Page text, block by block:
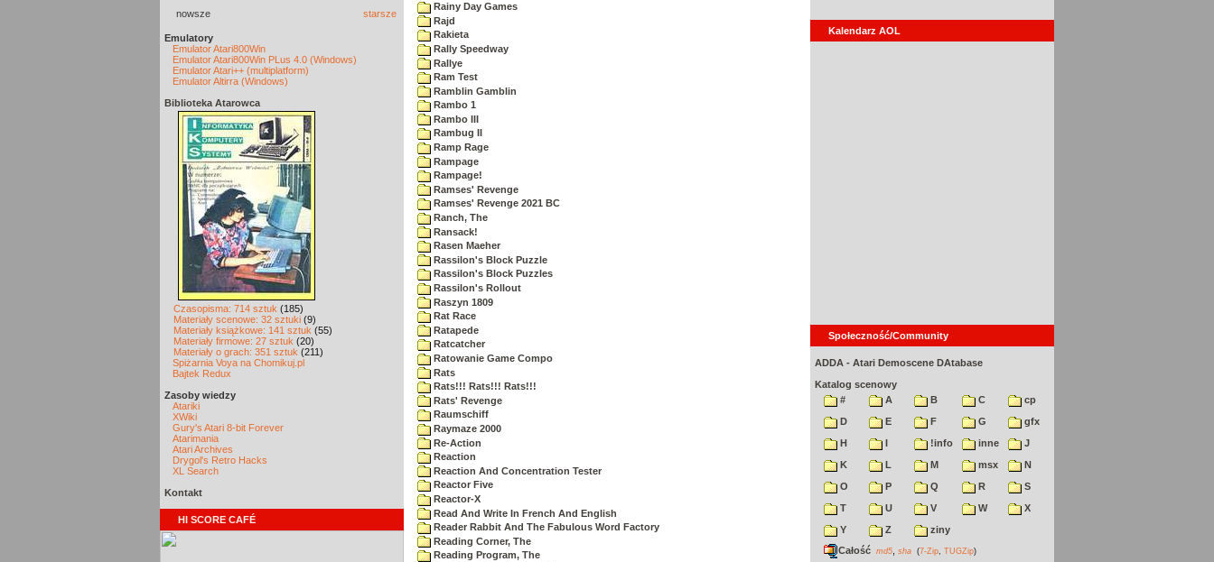
nowsze starsze
Emulatory
Emulator Atari800Win
Emulator Atari800Win PLus 4.0 (Windows)
Emulator Atari++ (multiplatform)
Emulator Altirra (Windows)
Biblioteka Atarowca
Czasopisma: 714 sztuk (185)
Materiały scenowe: 32 sztuki (9)
Materiały książkowe: 141 sztuk (55)
Materiały firmowe: 27 sztuk (20)
Materiały o grach: 351 sztuk (211)
Spiżarnia Voya na Chomikuj.pl
Bajtek Redux
Zasoby wiedzy
Atariki
XWiki
Gury's Atari 8-bit Forever
Atarimania
Atari Archives
Drygol's Retro Hacks
XL Search
Kontakt
HI SCORE CAFÉ
Rainy Day Games
Rajd
Rakieta
Rally Speedway
Rallye
Ram Test
Ramblin Gamblin
Rambo 1
Rambo III
Rambug II
Ramp Rage
Rampage
Rampage!
Ramses' Revenge
Ramses' Revenge 2021 BC
Ranch, The
Ransack!
Rasen Maeher
Rassilon's Block Puzzle
Rassilon's Block Puzzles
Rassilon's Rollout
Raszyn 1809
Rat Race
Ratapede
Ratcatcher
Ratowanie Game Compo
Rats
Rats!!! Rats!!! Rats!!!
Rats' Revenge
Raumschiff
Raymaze 2000
Re-Action
Reaction
Reaction And Concentration Tester
Reactor Five
Reactor-X
Read And Write In French And English
Reader Rabbit And The Fabulous Word Factory
Reading Corner, The
Reading Program, The
Kalendarz AOL
Społeczność/Community
ADDA - Atari Demoscene DAtabase
Katalog scenowy
#
A B C
cp
D
E F G
gfx
H
I !info inne
J
K
L M msx
N
O
P Q R
S
T
U V W
X
Y
Z
ziny
Całość md5 sha (7-Zip TUGZip)